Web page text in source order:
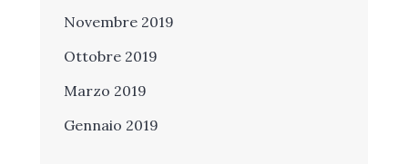
Novembre 2019
Ottobre 2019
Marzo 2019
Gennaio 2019